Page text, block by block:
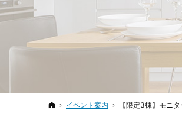
ホーム
イベント案内 【限定3棟】モニ